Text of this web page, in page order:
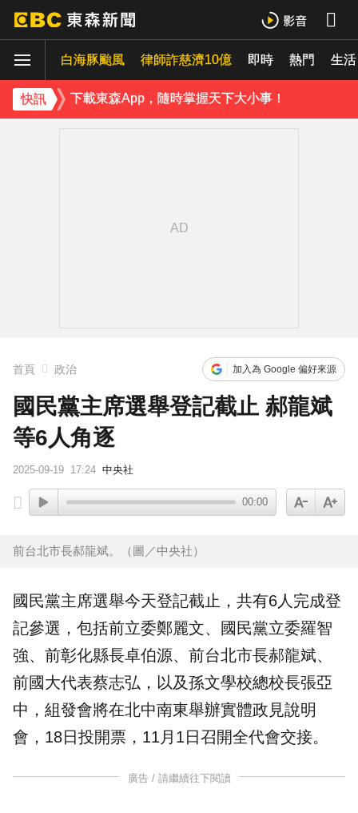
白海豚颱風 律師詐慈濟10億 即時 熱門 生活
快訊
《理財達人秀》X 安聯投信免費講座報名中！搶先卡位 2027
下載東森App，隨時掌握天下大小事！
首頁 政治 加入為 Google 偏好來源
國民黨主席選舉登記截止 郝龍斌
等6人角逐
2025-09-19 17:24 中央社
00:00
前台北市長郝龍斌。（圖／中央社）
國民黨主席選舉今天登記截止，共有6人完成登
記參選，包括前立委鄭麗文、國民黨立委羅智
強、前彰化縣長卓伯源、前台北市長郝龍斌、
前國大代表蔡志弘，以及孫文學校總校長張亞
中，組發會將在北中南東舉辦實體政見說明
會 ，18日投開票 ，11月1日召開全代會交接。
廣告 / 請繼續往下閱讀